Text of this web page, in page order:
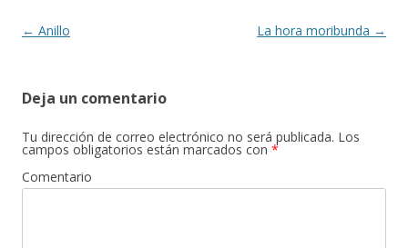
k
Navegación
← Anillo La hora moribunda →
Deja un comentario
Tu dirección de correo electrónico no será publicada. Los
campos obligatorios están marcados con *
Comentario